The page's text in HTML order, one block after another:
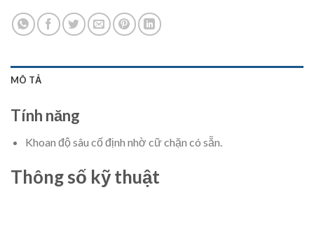
MÔ TẢ
Tính năng
Khoan độ sâu cố định nhờ cữ chặn có sẵn.
Thông số kỹ thuật